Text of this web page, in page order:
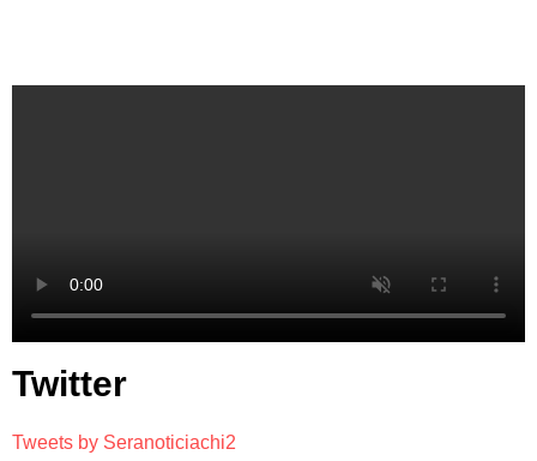
Twitter
Tweets by Seranoticiachi2